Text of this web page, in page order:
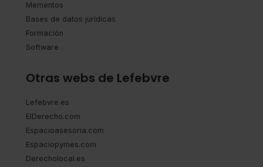
Mementos
Bases de datos jurídicas
Formación
Software
Otras webs de Lefebvre
Lefebvre.es
ElDerecho.com
Espacioasesoria.com
Espaciopymes.com
Derecholocal.es